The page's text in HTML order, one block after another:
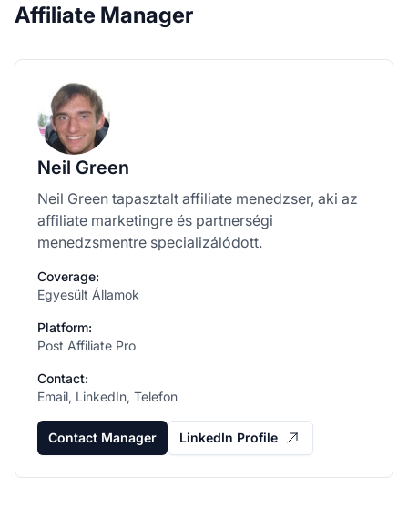
Affiliate Manager
Neil Green
Neil Green tapasztalt affiliate menedzser, aki az
affiliate marketingre és partnerségi
menedzsmentre specializálódott.
Coverage:
Egyesült Államok
Platform:
Post Affiliate Pro
Contact:
Email, LinkedIn, Telefon
Contact Manager LinkedIn Profile